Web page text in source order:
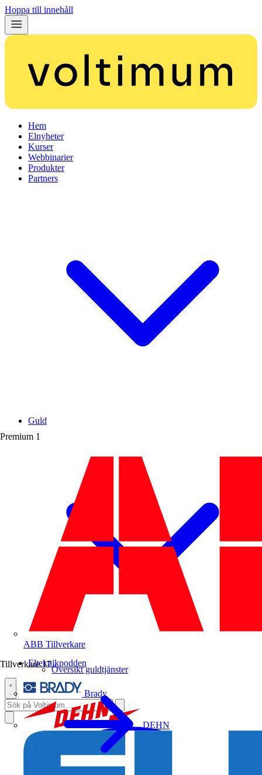
Hoppa till innehåll
Hem
Elnyheter
Kurser
Webbinarier
Produkter
Partners
Premium 1
ABB Tillverkare
Tillverkare 17
Brady
DEHN
Guld
Översikt guldtjänster
Elteknikpodden